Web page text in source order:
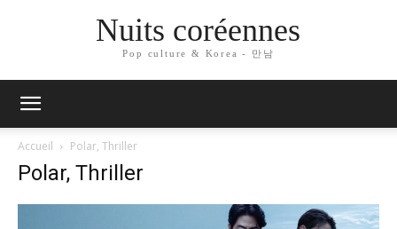
Nuits coréennes
Pop culture & Korea - 만남
Accueil Polar, Thriller
Polar, Thriller